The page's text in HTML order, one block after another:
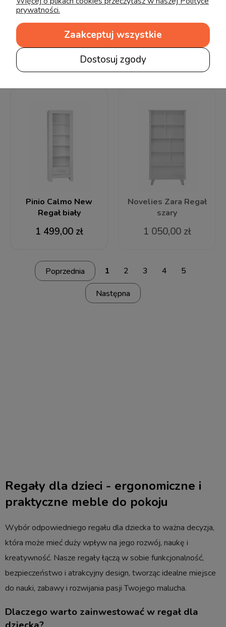
Bellamy Royal Regał
1 795,00 zł
Novelies Bianka Regał
1 104,00 zł
Pinio Calmo New
Regał biały
1 499,00 zł
Novelies Zara Regał
szary
1 050,00 zł
1 2 3 4 5
Regały dla dzieci - ergonomiczne i
praktyczne meble do pokoju
Wybór odpowiedniego regału dla dziecka to ważna decyzja,
która może mieć duży wpływ na jego rozwój, naukę i
kreatywność. Nasze regały łączą w sobie funkcjonalność,
bezpieczeństwo i atrakcyjny design, tworząc idealne miejsce
do nauki, zabawy i rozwijania pasji Twojego malucha.
Dlaczego warto zainwestować w regał dla
prywatności.
Dostosuj zgody
Zaakceptuj wszystkie